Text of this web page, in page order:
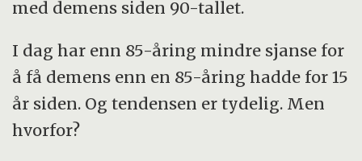
med demens siden 90-tallet.
I dag har enn 85-åring mindre sjanse for
å få demens enn en 85-åring hadde for 15
år siden. Og tendensen er tydelig. Men
hvorfor?